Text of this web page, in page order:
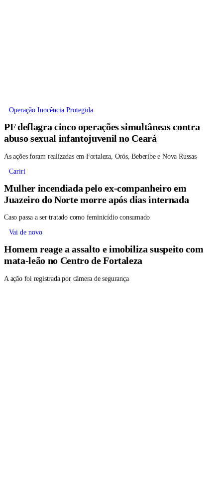
Operação Inocência Protegida
PF deflagra cinco operações simultâneas contra
abuso sexual infantojuvenil no Ceará
As ações foram realizadas em Fortaleza, Orós, Beberibe e Nova Russas
Cariri
Mulher incendiada pelo ex-companheiro em
Juazeiro do Norte morre após dias internada
Caso passa a ser tratado como feminicídio consumado
Vai de novo
Homem reage a assalto e imobiliza suspeito com
mata-leão no Centro de Fortaleza
A ação foi registrada por câmera de segurança